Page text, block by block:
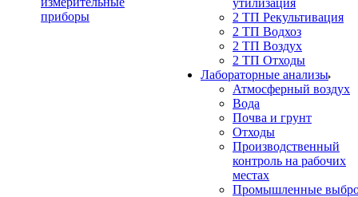
приборы
2 ТП Рекультивация
2 ТП Водхоз
2 ТП Воздух
2 ТП Отходы
Лабораторные анализы
Атмосферный воздух
Вода
Почва и грунт
Отходы
Производственный
контроль на рабочих
местах
Промышленные